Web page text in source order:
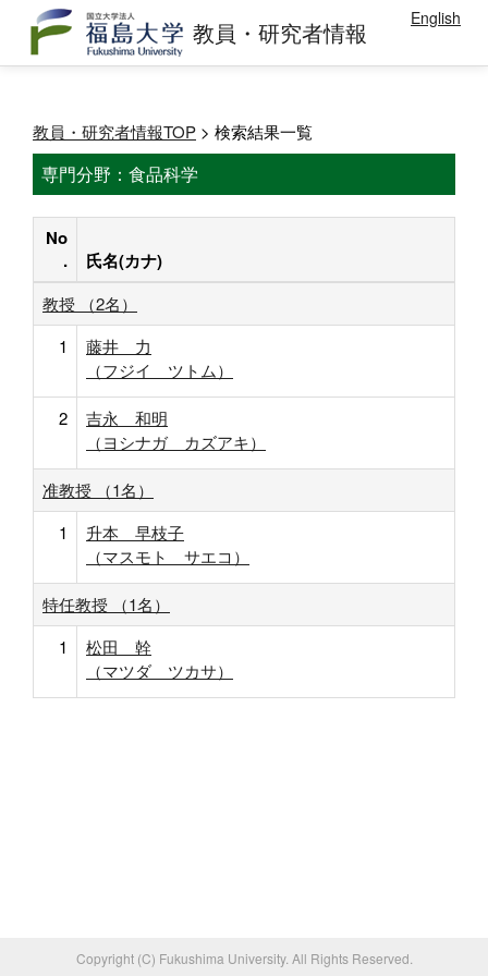
教員・研究者情報 English
教員・研究者情報TOP > 検索結果一覧
専門分野：食品科学
No
.
氏名(カナ)
教授 （2名）
1
藤井 力
（フジイ ツトム）
2
吉永 和明
（ヨシナガ カズアキ）
准教授 （1名）
1
升本 早枝子
（マスモト サエコ）
特任教授 （1名）
1
松田 幹
（マツダ ツカサ）
Copyright (C) Fukushima University. All Rights Reserved.